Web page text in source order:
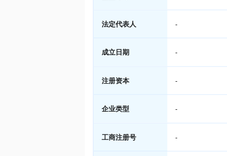
法定代表人 -
成立日期 -
注册资本 -
企业类型 -
工商注册号 -